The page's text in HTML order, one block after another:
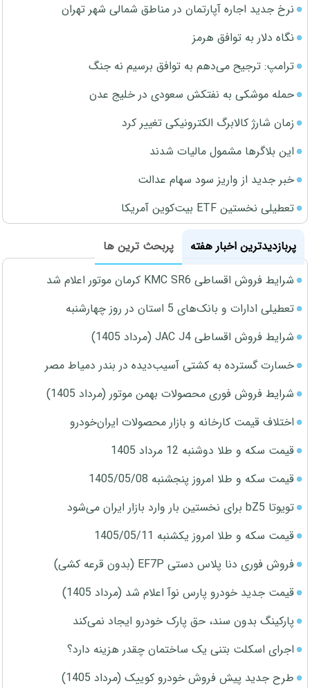
نرخ جدید اجاره آپارتمان در مناطق شمالی شهر تهران
نگاه دلار به توافق هرمز
ترامپ: ترجیح می‌دهم به توافق برسیم نه جنگ
حمله موشکی به نفتکش سعودی در خلیج عدن
زمان شارژ کالابرگ الکترونیکی تغییر کرد
این بلاگرها مشمول مالیات شدند
خبر جدید از واریز سود سهام عدالت
تعطیلی نخستین ETF بیت‌کوین آمریکا
پربازدیدترین اخبار هفته
پربحث ترین ها
شرایط فروش اقساطی KMC SR6 کرمان موتور اعلام شد
تعطیلی ادارات و بانک‌های 5 استان در روز چهارشنبه
شرایط فروش اقساطی JAC J4 (مرداد 1405)
خسارت گسترده به کشتی آسیب‌دیده در بندر دمیاط مصر
شرایط فروش فوری محصولات بهمن موتور (مرداد 1405)
اختلاف قیمت کارخانه و بازار محصولات ایران‌خودرو
قیمت سکه و طلا دوشنبه 12 مرداد 1405
قیمت سکه و طلا امروز پنجشنبه 1405/05/08
تویوتا bZ5 برای نخستین بار وارد بازار ایران می‌شود
قیمت سکه و طلا امروز یکشنبه 1405/05/11
فروش فوری دنا پلاس دستی EF7P (بدون قرعه کشی)
قیمت جدید خودرو پارس نوآ اعلام شد (مرداد 1405)
پارکینگ بدون سند، حق پارک خودرو ایجاد نمی‌کند
اجرای اسکلت بتنی یک ساختمان چقدر هزینه دارد؟
طرح جدید پیش فروش خودرو کوییک (مرداد 1405)